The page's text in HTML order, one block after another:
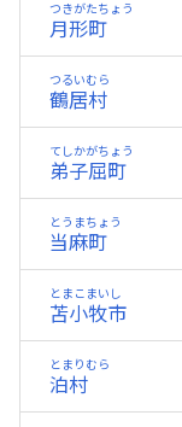
月形町
つきがたちょう
鶴居村
つるいむら
弟子屈町
てしかがちょう
当麻町
とうまちょう
苫小牧市
とまこまいし
泊村
とまりむら